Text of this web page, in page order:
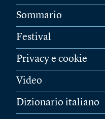
Sommario
Festival
Privacy e cookie
Video
Dizionario italiano